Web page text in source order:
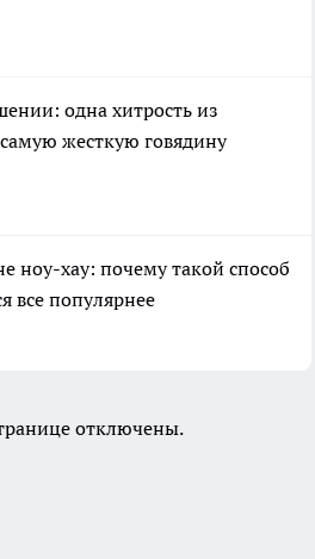
одна хитрость из
жесткую говядину
ноу-хау: почему такой способ
все популярнее
отключены.